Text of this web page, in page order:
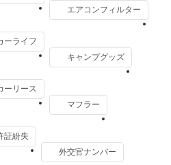
エアコンフィルター
ーライフ
キャンプグッズ
ーリース
マフラー
証紛失
外交官ナンバー